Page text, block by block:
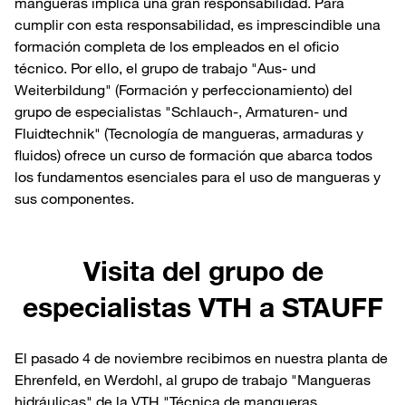
cumplir con esta responsabilidad, es imprescindible una
formación completa de los empleados en el oficio
técnico. Por ello, el grupo de trabajo "Aus- und
Weiterbildung" (Formación y perfeccionamiento) del
grupo de especialistas "Schlauch-, Armaturen- und
Fluidtechnik" (Tecnología de mangueras, armaduras y
fluidos) ofrece un curso de formación que abarca todos
los fundamentos esenciales para el uso de mangueras y
sus componentes.
Visita del grupo de
especialistas VTH a STAUFF
El pasado 4 de noviembre recibimos en nuestra planta de
Ehrenfeld, en Werdohl, al grupo de trabajo "Mangueras